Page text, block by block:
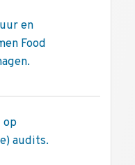
en
Food
op
audits.